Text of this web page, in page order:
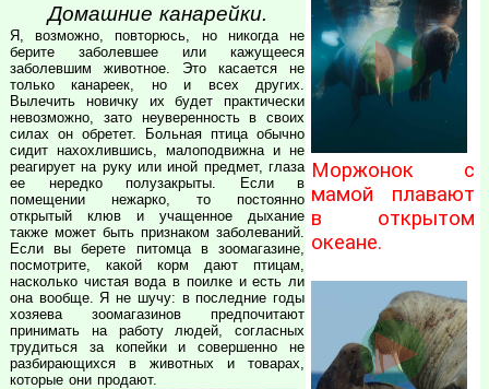
Домашние канарейки.
Я, возможно, повторюсь, но никогда не
берите заболевшее или кажущееся
заболевшим животное. Это касается не
только канареек, но и всех других.
Вылечить новичку их будет практически
невозможно, зато неуверенность в своих
силах он обретет. Больная птица обычно
сидит нахохлившись, малоподвижна и не
реагирует на руку или иной предмет, глаза
ее нередко полузакрыты. Если в
помещении нежарко, то постоянно
открытый клюв и учащенное дыхание
также может быть признаком заболеваний.
Если вы берете питомца в зоомагазине,
посмотрите, какой корм дают птицам,
насколько чистая вода в поилке и есть ли
она вообще. Я не шучу: в последние годы
хозяева зоомагазинов предпочитают
принимать на работу людей, согласных
трудиться за копейки и совершенно не
разбирающихся в животных и товарах,
которые они продают.
Моржонок с
мамой плавают
в открытом
океане.